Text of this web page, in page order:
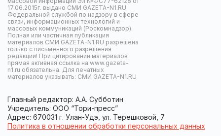
17.06.2015г. выдано СМИ GAZETA-N1.RU
Федеральной службой по надзору в сфере
связи, информационных технологий и
массовых коммуникаций (Роскомнадзор).
Полная или частичная публикация
материалов СМИ GAZETA-N1.RU разрешена
только с письменного разрешения
редакции! При цитировании материалов
прямая активная ссылка на www.gazeta-
n1.ru обязательна. Для печатных
материалов указывать: СМИ GAZETA-N1.RU
Главный редактор: А.А. Субботин
Учредитель: ООО “Тори-пресс”
Адрес: 670031 г. Улан-Удэ, ул. Терешковой, 7
Политика в отношении обработки персональных данных